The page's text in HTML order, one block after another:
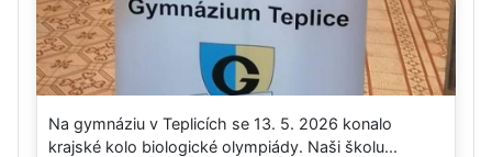
Na gymnáziu v Teplicích se 13. 5. 2026 konalo
krajské kolo biologické olympiády. Naši školu...